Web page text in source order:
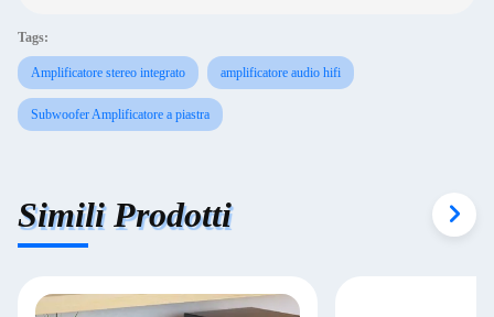
Tags:
Amplificatore stereo integrato amplificatore audio hifi
Subwoofer Amplificatore a piastra
Simili Prodotti